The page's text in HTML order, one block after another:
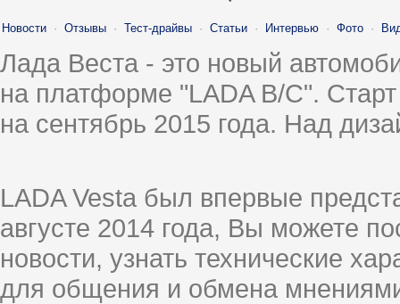
Новости · Отзывы · Тест-драйвы · Статьи · Интервью · Фото ·
Лада Веста - это новый
на платформе "LADA B/C".
на сентябрь 2015 года. Над
LADA Vesta был впервые
августе 2014 года, Вы можете
новости, узнать технические
для общения и обмена